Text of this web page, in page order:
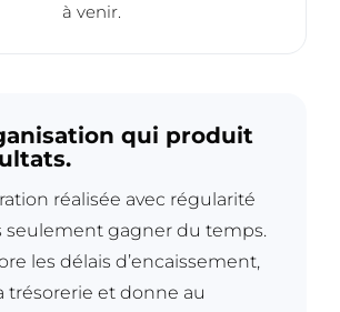
à venir.
qui produit
réalisée avec régularité
seulement gagner du temps.
les délais d’encaissement,
trésorerie et donne au